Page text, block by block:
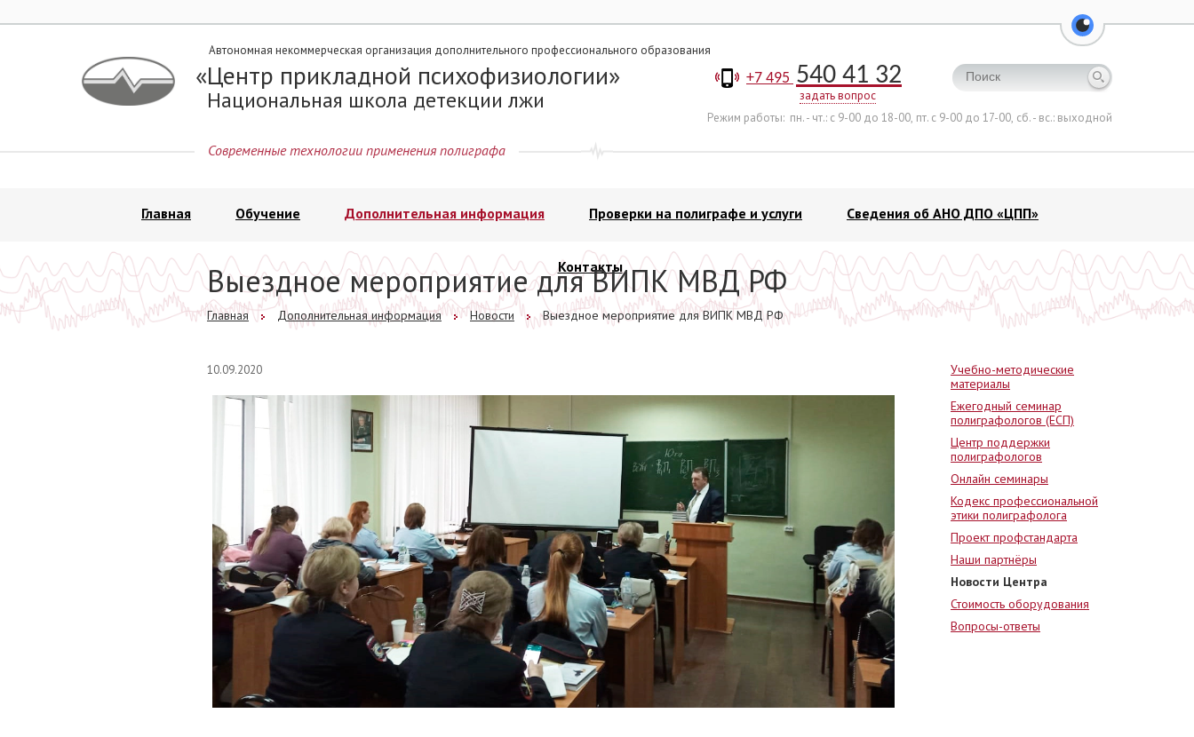
перейти на
+7 495 540 41 32
задать вопрос
Автономная некоммерческая организация дополнительного профессионального образования
Центр прикладной психофизиологии
Национальная школа детекции лжи
Режим работы: пн. - чт.: с 9-00 до 18-00, пт. с 9-00 до 17-00, сб. - вс.: выходной
Современные технологии применения полиграфа
Главная Обучение Дополнительная информация Проверки на полиграфе и услуги Сведения об АНО ДПО «ЦПП»
Контакты
Выездное мероприятие для ВИПК МВД РФ
Главная Дополнительная информация Новости Выездное мероприятие для ВИПК МВД РФ
Учебно-методические
материалы
Ежегодный семинар
полиграфологов (ЕСП)
Центр поддержки
полиграфологов
Онлайн семинары
Кодекс профессиональной
этики полиграфолога
Проект профстандарта
Наши партнёры
Новости Центра
Стоимость оборудования
Вопросы-ответы
10.09.2020